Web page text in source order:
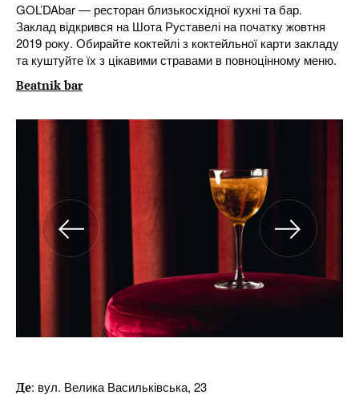
GOL’DAbar — ресторан близькосхідної кухні та бар.
Заклад відкрився на Шота Руставелі на початку жовтня
2019 року. Обирайте коктейлі з коктейльної карти закладу
та куштуйте їх з цікавими стравами в повноцінному меню.
Beatnik bar
Де: вул. Велика Васильківська, 23